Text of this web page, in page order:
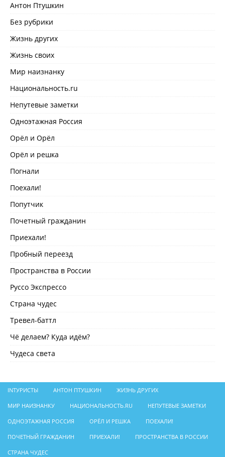
Антон Птушкин
Без рубрики
Жизнь других
Жизнь своих
Мир наизнанку
Национальность.ru
Непутевые заметки
Одноэтажная Россия
Орёл и Орёл
Орёл и решка
Погнали
Поехали!
Попутчик
Почетный гражданин
Приехали!
Пробный переезд
Пространства в России
Руссо Экспрессо
Страна чудес
Тревел-баттл
Чё делаем? Куда идём?
Чудеса света
INТУРИСТЫ АНТОН ПТУШКИН ЖИЗНЬ ДРУГИХ
МИР НАИЗНАНКУ НАЦИОНАЛЬНОСТЬ.RU НЕПУТЕВЫЕ ЗАМЕТКИ
ОДНОЭТАЖНАЯ РОССИЯ ОРЁЛ И РЕШКА ПОЕХАЛИ!
ПОЧЕТНЫЙ ГРАЖДАНИН ПРИЕХАЛИ! ПРОСТРАНСТВА В РОССИИ
СТРАНА ЧУДЕС